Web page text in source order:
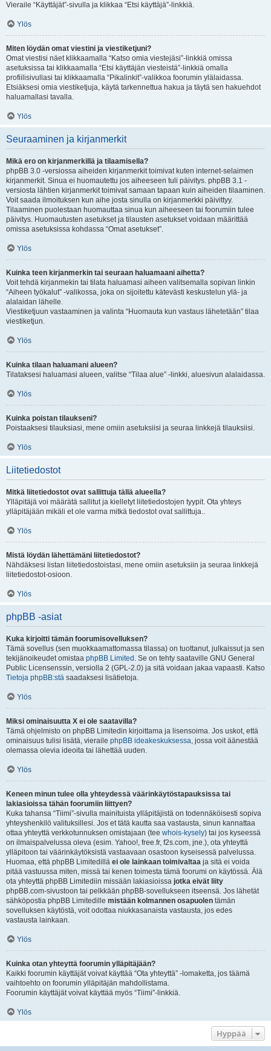
Vieraile “Käyttäjät”-sivulla ja klikkaa “Etsi käyttäjä”-linkkiä.
Ylös
Miten löydän omat viestini ja viestiketjuni?
Omat viestisi näet klikkaamalla “Katso omia viestejäsi”-linkkiä omissa
asetuksissa tai klikkaamalla “Etsi käyttäjän viesteistä”-linkkiä omalla
profiilisivullasi tai klikkaamalla “Pikalinkit”-valikkoa foorumin ylälaidassa.
Etsiäksesi omia viestiketjuja, käytä tarkennettua hakua ja täytä sen hakuehdot
haluamallasi tavalla.
Ylös
Seuraaminen ja kirjanmerkit
Mikä ero on kirjanmerkillä ja tilaamisella?
phpBB 3.0 -versiossa aiheiden kirjanmerkit toimivat kuten internet-selaimen
kirjanmerkit. Sinua ei huomautettu jos aiheeseen tuli päivitys. phpBB 3.1 -
versiosta lähtien kirjanmerkit toimivat samaan tapaan kuin aiheiden tilaaminen.
Voit saada ilmoituksen kun aihe josta sinulla on kirjanmerkki päivittyy.
Tilaaminen puolestaan huomauttaa sinua kun aiheeseen tai foorumiin tulee
päivitys. Huomautusten asetukset ja tilausten asetukset voidaan määrittää
omissa asetuksissa kohdassa “Omat asetukset”.
Ylös
Kuinka teen kirjanmerkin tai seuraan haluamaani aihetta?
Voit tehdä kirjanmekin tai tilata haluamasi aiheen valitsemalla sopivan linkin
“Aiheen työkalut” -valikossa, joka on sijoitettu kätevästi keskustelun ylä- ja
alalaidan lähelle.
Viestiketjuun vastaaminen ja valinta “Huomauta kun vastaus lähetetään” tilaa
viestiketjun.
Ylös
Kuinka tilaan haluamani alueen?
Tilataksesi haluamasi alueen, valitse “Tilaa alue” -linkki, aluesivun alalaidassa.
Ylös
Kuinka poistan tilaukseni?
Poistaaksesi tilauksiasi, mene omiin asetuksiisi ja seuraa linkkejä tilauksiisi.
Ylös
Liitetiedostot
Mitkä liitetiedostot ovat sallittuja tällä alueella?
Ylläpitäjä voi määrätä sallitut ja kielletyt liitetiedostojen tyypit. Ota yhteys
ylläpitäjään mikäli et ole varma mitkä tiedostot ovat sallittuja..
Ylös
Mistä löydän lähettämäni liitetiedostot?
Nähdäksesi listan liitetiedostoistasi, mene omiin asetuksiin ja seuraa linkkejä
liitetiedostot-osioon.
Ylös
phpBB -asiat
Kuka kirjoitti tämän foorumisovelluksen?
Tämä sovellus (sen muokkaamattomassa tilassa) on tuottanut, julkaissut ja sen
tekijänoikeudet omistaa phpBB Limited . Se on tehty saataville GNU General
Public Licensenssin, versiolla 2 (GPL-2.0) ja sitä voidaan jakaa vapaasti. Katso
Tietoja phpBB:stä saadaksesi lisätietoja.
Ylös
Miksi ominaisuutta X ei ole saatavilla?
Tämä ohjelmisto on phpBB Limitedin kirjoittama ja lisensoima. Jos uskot, että
ominaisuus tulisi lisätä, vieraile phpBB ideakeskuksessa, jossa voit äänestää
olemassa olevia ideoita tai lähettää uuden.
Ylös
Keneen minun tulee olla yhteydessä väärinkäytöstapauksissa tai
lakiasioissa tähän foorumiin liittyen?
Kuka tahansa “Tiimi”-sivulla mainituista ylläpitäjistä on todennäköisesti sopiva
yhteyshenkilö valituksillesi. Jos et tätä kautta saa vastausta, sinun kannattaa
ottaa yhteyttä verkkotunnuksen omistajaan (tee whois-kysely) tai jos kyseessä
on ilmaispalvelussa oleva (esim. Yahoo!, free.fr, f2s.com, jne.), ota yhteyttä
ylläpitoon tai väärinkäytöksistä vastaavaan osastoon kyseisessä palvelussa.
Huomaa, että phpBB Limitedillä ei ole lainkaan toimivaltaa ja sitä ei voida
pitää vastuussa miten, missä tai kenen toimesta tämä foorumi on käytössä. Älä
ota yhteyttä phpBB Limitediin missään lakiasioissa jotka eivät liity
phpBB.com-sivustoon tai pelkkään phpBB-sovellukseen itseensä. Jos lähetät
sähköpostia phpBB Limitedille mistään kolmannen osapuolen tämän
sovelluksen käytöstä, voit odottaa niukkasanaista vastausta, jos edes
vastausta lainkaan.
Ylös
Kuinka otan yhteyttä foorumin ylläpitäjään?
Kaikki foorumin käyttäjät voivat käyttää “Ota yhteyttä” -lomaketta, jos täämä
vaihtoehto on foorumin ylläpitäjän mahdollistama.
Foorumin käyttäjät voivat käyttää myös “Tiimi”-linkkiä.
Ylös
Hyppää